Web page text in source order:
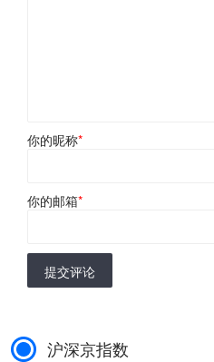
你的昵称*
你的邮箱*
提交评论
沪深京指数